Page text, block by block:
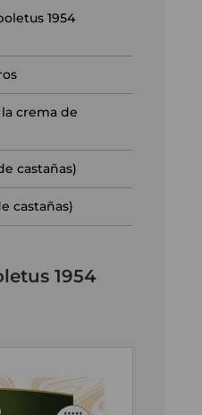
1954
la crema de
castañas)
castañas)
1954